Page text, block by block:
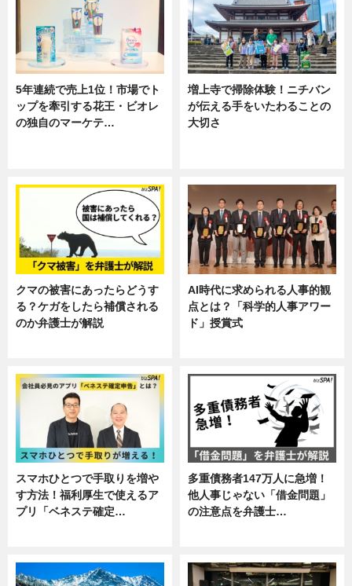
5年連続で売上1位！市場でト
ップを牽引する花王・ビオレ
の独自のマーケテ…
増上寺で掃除体験！ニチバン
が伝える手をいたわることの
大切さ
クマの被害にあったらどうす
る？ケガをしたら補償される
のか弁護士が解説
AI時代に求められる人事的観
点とは？「科学的人事アワー
ド」授賞式
スマホひとつで手取りを増や
す方法！福利厚生で使えるア
プリ「ベネステ確定…
多重債務者147万人に急増！
他人事じゃない「借金問題」
の注意点を弁護士…